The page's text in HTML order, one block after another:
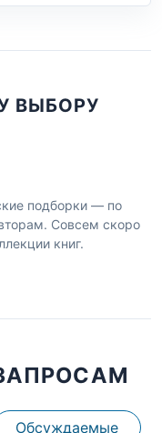
ВЫБОРУ
подборки — по
Совсем скоро
книг.
Обсуждаемые